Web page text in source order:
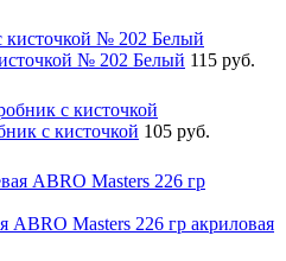
№ 202 Белый 115 руб.
с кисточкой 105 руб.
ABRO Masters 226 гр акриловая